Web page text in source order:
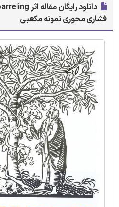
فشاری محوری نمونه مکعبی